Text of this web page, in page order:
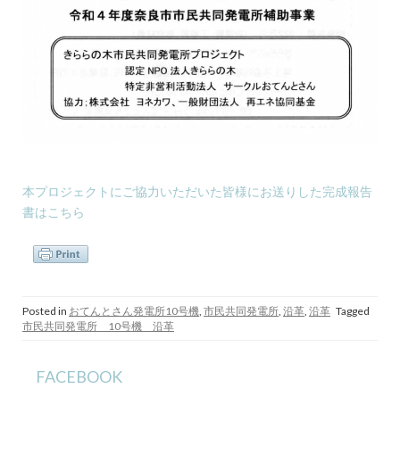
本プロジェクトにご協力いただいた皆様にお送りした完成報告
書はこちら
Posted in おてんとさん発電所10号機 市民共同発電所 沿革 沿革 Tagged
市民共同発電所 10号機 沿革
FACEBOOK